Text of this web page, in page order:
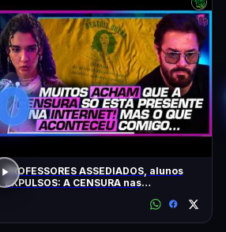
PROFESSORES ASSEDIADOS, alunos
EXPULSOS: A CENSURA nas